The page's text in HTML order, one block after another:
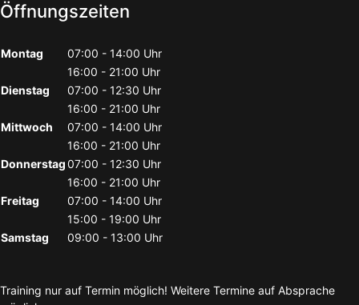
Öffnungszeiten
Montag
07:00 - 14:00 Uhr
16:00 - 21:00 Uhr
Dienstag
07:00 - 12:30 Uhr
16:00 - 21:00 Uhr
Mittwoch
07:00 - 14:00 Uhr
16:00 - 21:00 Uhr
Donnerstag07:00 - 12:30 Uhr
16:00 - 21:00 Uhr
Freitag
07:00 - 14:00 Uhr
15:00 - 19:00 Uhr
Samstag
09:00 - 13:00 Uhr
Training nur auf Termin möglich! Weitere Termine auf Absprache